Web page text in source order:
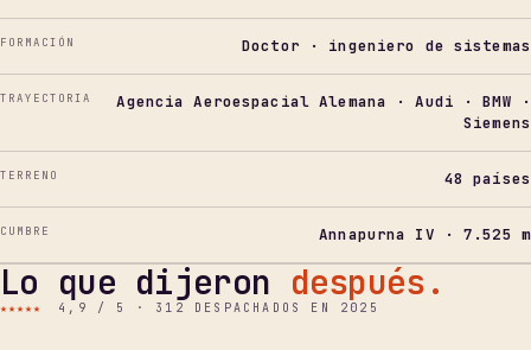
FORMACIÓN Doctor · ingeniero de sistemas
TRAYECTORIA
Agencia Aeroespacial Alemana · Audi · BMW ·
Siemens
TERRENO 48 países
CUMBRE Annapurna IV · 7.525 m
Lo que dijeron después.
★★★★★ 4,9 / 5 · 312 DESPACHADOS EN 2025